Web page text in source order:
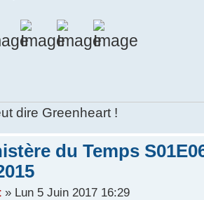
dire Greenheart !
du Temps
» Lun 5 Juin 2017 16:29